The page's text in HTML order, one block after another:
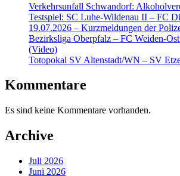
Verkehrsunfall Schwandorf:
Testspiel: SC Luhe-Wildenau II – FC
19.07.2026 – Kurzmeldungen der
Bezirksliga Oberpfalz – FC Weiden-
(Video)
Totopokal SV Altenstadt/WN – SV
Kommentare
Es sind keine Kommentare vorhanden.
Archive
Juli 2026
Juni 2026